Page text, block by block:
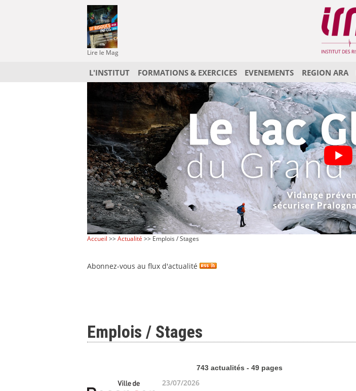
Lire le Mag
L'INSTITUT FORMATIONS & EXERCICES EVENEMENTS REGION ARA
Accueil >>Actualité >> Emplois / Stages
Abonnez-vous au flux d'actualité
Emplois / Stages
743 actualités - 49 pages
23/07/2026